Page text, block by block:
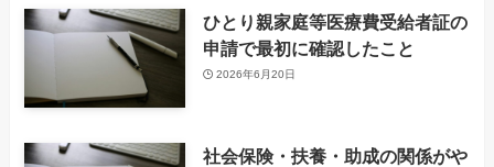
ひとり親家庭等医療費受給者証の
申請で最初に確認したこと
2026年6月20日
社会保険・扶養・助成の関係がや